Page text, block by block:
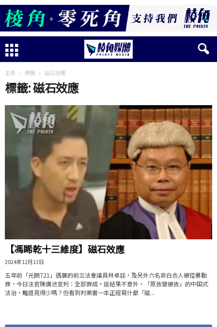
主頁 標籤 磁石效應
標籤: 磁石效應
【馮睎乾十三維度】磁石效應
2024年12月13日
五年前「元朗721」遇襲的前立法會議員林卓廷，及另外六名非白衣人被控暴動
罪，今日法官陳廣池宣判：全部罪成。這結果不意外，「原告變被告」的中国式
法治，難道見得少嗎？但看到判案書一本正經寫什麼「磁...